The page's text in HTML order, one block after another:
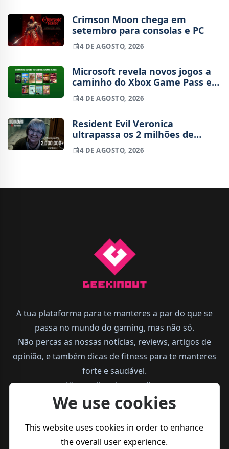
Crimson Moon chega em
setembro para consolas e PC
4 DE AGOSTO, 2026
Microsoft revela novos jogos a
caminho do Xbox Game Pass em
agosto
4 DE AGOSTO, 2026
Resident Evil Veronica
ultrapassa os 2 milhões de
wishlists
4 DE AGOSTO, 2026
A tua plataforma para te manteres a par do que se
passa no mundo do gaming, mas não só.
Não percas as nossas notícias, reviews, artigos de
opinião, e também dicas de fitness para te manteres
forte e saudável.
Vive melhor, joga melhor.
We use cookies
This website uses cookies in order to enhance
the overall user experience.